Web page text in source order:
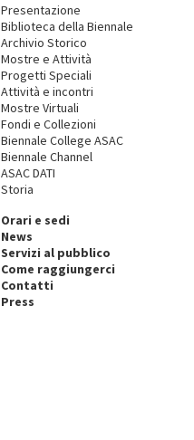
Presentazione
Biblioteca della Biennale
Archivio Storico
Mostre e Attività
Progetti Speciali
Attività e incontri
Mostre Virtuali
Fondi e Collezioni
Biennale College ASAC
Biennale Channel
ASAC DATI
Storia
Orari e sedi
News
Servizi al pubblico
Come raggiungerci
Contatti
Press